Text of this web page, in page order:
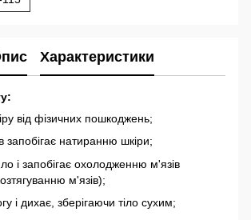
Характеристики
від фізичних пошкоджень;
запобігає натиранню шкіри;
і запобігає охолодженню м'язів
м'язів);
і дихає, зберігаючи тіло сухим;